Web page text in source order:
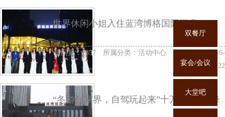
双餐厅
宴会/会议
大堂吧
世界休闲小姐入住蓝湾博格国际酒店
访问量：2357 所属分类： 活动中心 发布日期：2016-
11-22
“冬游张家界，自驾玩起来”十万自驾车●峰